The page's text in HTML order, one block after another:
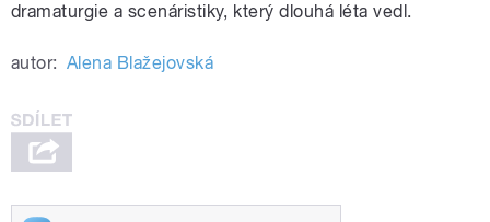
dramaturgie a scenáristiky, který dlouhá léta vedl.
autor: Alena Blažejovská